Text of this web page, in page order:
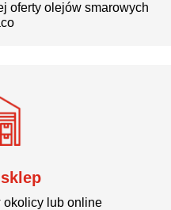
oferty olejów smarowych
okolicy lub online